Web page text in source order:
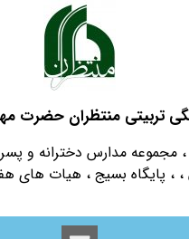
تربیتی منتظران حضرت
مجموعه مدارس دخترانه و
، ، پایگاه بسیج ، هیات های
این متن
کلیک
متن